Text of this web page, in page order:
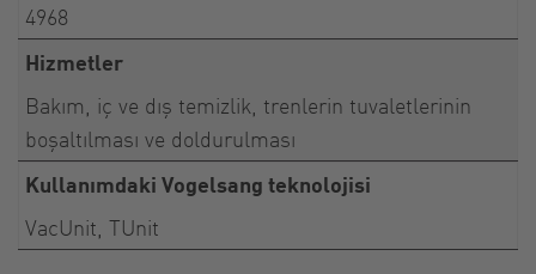
4968
Hizmetler
Bakım, iç ve dış temizlik, trenlerin tuvaletlerinin
boşaltılması ve doldurulması
Kullanımdaki Vogelsang teknolojisi
VacUnit, TUnit